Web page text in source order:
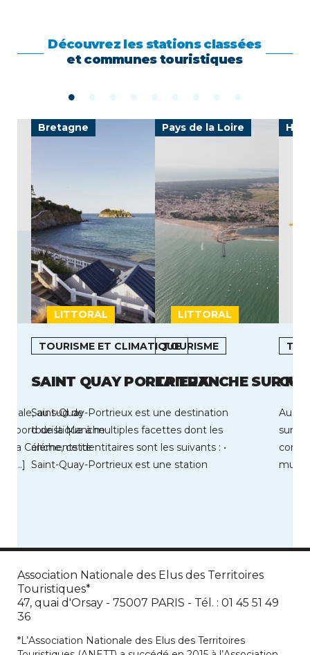
Découvrez les stations classées
et communes touristiques
LITTORAL
au sud de
bord de la Manche
la Canche, cette
5 […]
Bretagne
LITTORAL
TOURISME ET CLIMATIQUE
SAINT QUAY PORTRIEUX
Saint-Quay-Portrieux est une destination
touristique à multiples facettes dont les
éléments identitaires sont les suivants : •
Saint-Quay-Portrieux est une station
Pays de la Loire
TOURISME
LA TRANCHE SUR
Au
Association Nationale des Elus des Territoires
Touristiques*
47, quai d'Orsay - 75007 PARIS - Tél. : 01 45 51 49
36
*L’Association Nationale des Elus des Territoires